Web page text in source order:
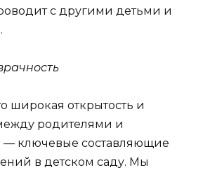
с другими детьми и
широкая открытость и
родителями и
— ключевые составляющие
в детском саду. Мы